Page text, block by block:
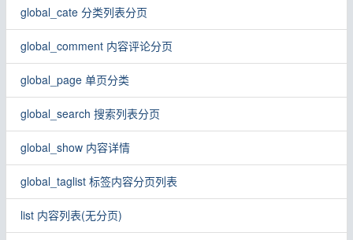
global_cate 分类列表分页
global_comment 内容评论分页
global_page 单页分类
global_search 搜索列表分页
global_show 内容详情
global_taglist 标签内容分页列表
list 内容列表(无分页)